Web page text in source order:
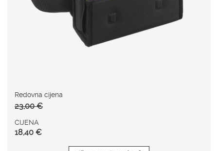
Redovna cijena
23,00 €
CIJENA
18,40 €